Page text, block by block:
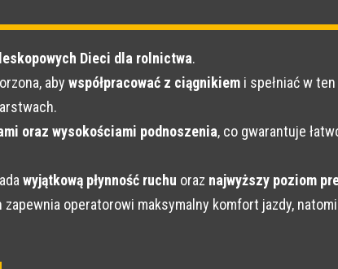
Dieci dla rolnictwa.
aby współpracować z ciągnikiem i spełniać w
oraz wysokościami podnoszenia, co gwarantuje
wyjątkową płynność ruchu oraz najwyższy poziom
operatorowi maksymalny komfort jazdy,